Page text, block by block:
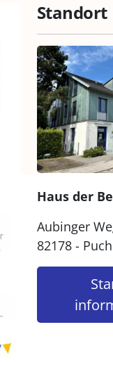
Standort
Haus der
Aubinger
82178 -